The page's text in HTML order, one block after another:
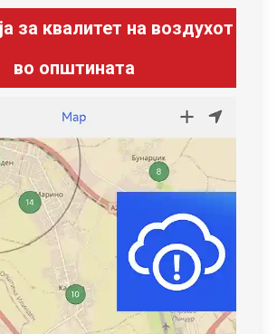
за квалитет на воздухот
во општината